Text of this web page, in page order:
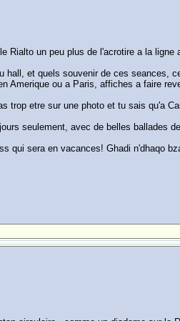
Rialto un peu plus de l'acrotire a la
et quels souvenir de ces seances,
Amerique ou a Paris, affiches a faire
trop etre sur une photo et tu sais qu'a
seulement, avec de belles ballades
qui sera en vacances! Ghadi n'dhaqo